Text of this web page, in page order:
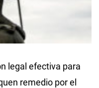
legal efectiva para
remedio por el